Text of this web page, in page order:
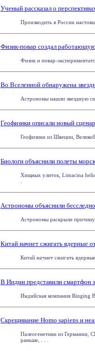
Ученый рассказал о
Производить в России
Физик-повар создал
Физик и повар-
Во Вселенной обнаружена
Астрономы нашли звездную
Геофизики описали новый
Геофизики из Швеции,
Биологи объяснили полеты
Хищных улиток, Limacina
Астрономы объяснили
Астрономы раскрыли причину
Китай начнет сжигать ядерные
Китай начнет сжигать
В Индии представили смартфон
Индийская компания Ringing
Скрещивание Homo sapiens и
Палеогенетики из Германии,
раньше, . . .